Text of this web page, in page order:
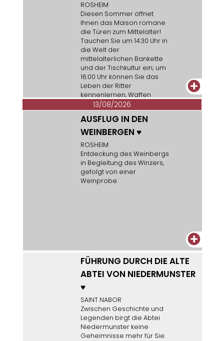
ROSHEIM
Diesen Sommer öffnet
Ihnen das Maison romane
die Türen zum Mittelalter!
Tauchen Sie um 14:30 Uhr in
die Welt der
mittelalterlichen Bankette
und der Tischkultur ein; um
16:00 Uhr können Sie das
Leben der Ritter
kennenlernen, Waffen
entdecken und einen
Kettenpanzer anprobieren.
+
13/08/2026
AUSFLUG IN DEN
WEINBERGEN ♥
ROSHEIM
Entdeckung des Weinbergs
in Begleitung des Winzers,
gefolgt von einer
Weinprobe.
+
FÜHRUNG DURCH DIE ALTE
ABTEI VON NIEDERMUNSTER
♥
SAINT NABOR
Zwischen Geschichte und
Legenden birgt die Abtei
Niedermunster keine
Geheimnisse mehr für Sie.